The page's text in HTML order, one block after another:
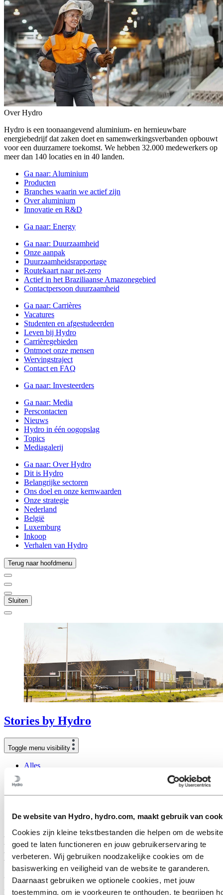
De website van Hydro, hydro.com, maakt gebruik van
Cookies zijn kleine tekstbestanden die helpen om de website
goed te laten functioneren en jouw gebruikerservaring te
verbeteren. Wij gebruiken noodzakelijke cookies om de
basiswerking en veiligheid van de website te garanderen.
Daarnaast gebruiken we optionele cookies, met jouw
toestemming, om je voorkeuren te onthouden, te begrijpen
Over Hydro
Hydro is een toonaangevend aluminium- en hernieuwbare
energiebedrijf dat zaken doet en samenwerkingsverbanden opbouwt
voor een duurzamere toekomst. We hebben 32.000 medewerkers op
meer dan 140 locaties en in 40 landen.
Ga naar: Aluminium
Producten
Branches waarin we actief zijn
Over aluminium
Innovatie en R&D
Ga naar: Energy
Ga naar: Duurzaamheid
Onze aanpak
Duurzaamheidsrapportage
Routekaart naar net-zero
Actief in het Braziliaanse Amazonegebied
Contactpersoon duurzaamheid
Ga naar: Carrières
Vacatures
Studenten en afgestudeerden
Leven bij Hydro
Carrièregebieden
Ontmoet onze mensen
Wervingstraject
Contact en FAQ
Ga naar: Investeerders
Ga naar: Media
Perscontacten
Nieuws
Hydro in één oogopslag
Topics
Mediagalerij
Ga naar: Over Hydro
Dit is Hydro
Belangrijke sectoren
Ons doel en onze kernwaarden
Onze strategie
Nederland
België
Luxemburg
Inkoop
Verhalen van Hydro
Terug naar hoofdmenu
Sluiten
Stories by Hydro
Toggle menu visibility
Alles
Energy
Hoe krijg je een bedrijvenpark honderd
procent circulair?
Hoewel bedrijventerreinen vaak aan de rand van de stad liggen, zijn